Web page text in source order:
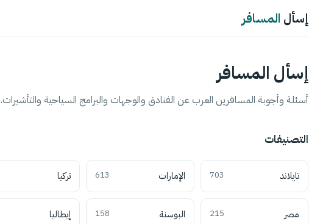
إسأل المسافر
إسأل المسافر
أسئلة وأجوبة المسافرين العرب عن الفنادق والوجهات والبرامج السياحية والتأشيرات.
التصنيفات
تايلاند 703 الإمارات 613 تركيا
مصر 215 البوسنة 158 إيطاليا